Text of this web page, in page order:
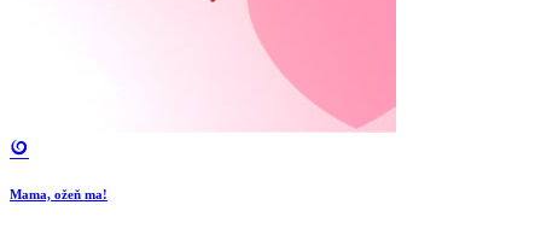
Mama, ožeň ma!